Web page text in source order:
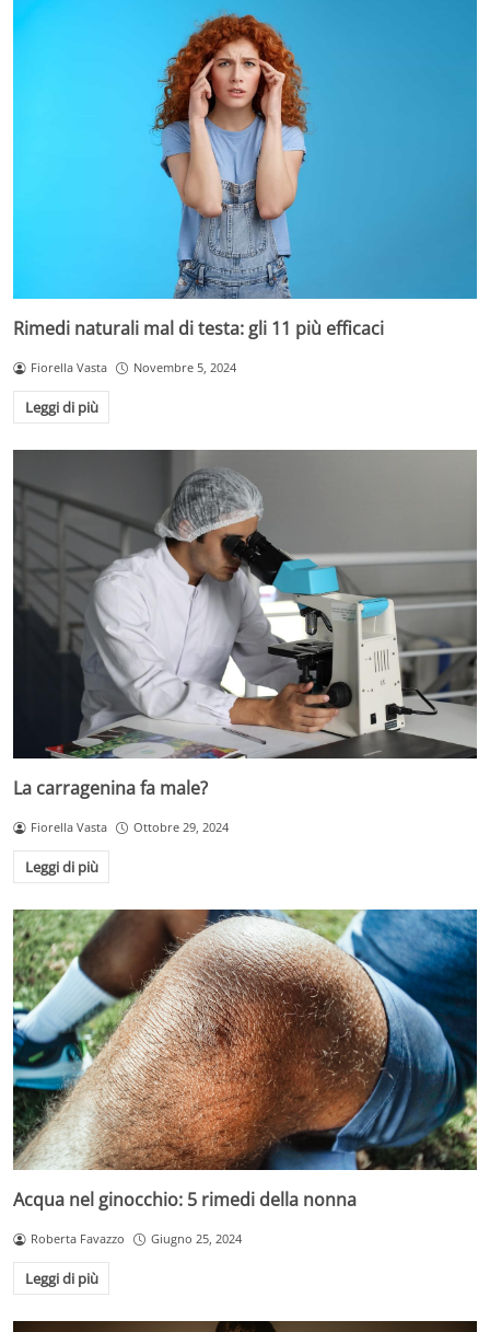
Rimedi naturali mal di testa: gli 11 più efficaci
Fiorella Vasta Novembre 5, 2024
Leggi di più
La carragenina fa male?
Fiorella Vasta Ottobre 29, 2024
Leggi di più
Acqua nel ginocchio: 5 rimedi della nonna
Roberta Favazzo Giugno 25, 2024
Leggi di più